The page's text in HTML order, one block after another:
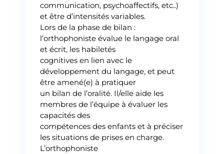
communication, psychoaffectifs, etc..)
et être d’intensités variables.
Lors de la phase de bilan :
l’orthophoniste évalue le langage oral
et écrit, les habiletés
cognitives en lien avec le
développement du langage, et peut
être amené(e) à pratiquer
un bilan de l’oralité. Il/elle aide les
membres de l’équipe à évaluer les
capacités des
compétences des enfants et à préciser
les situations de prises en charge.
L’orthophoniste